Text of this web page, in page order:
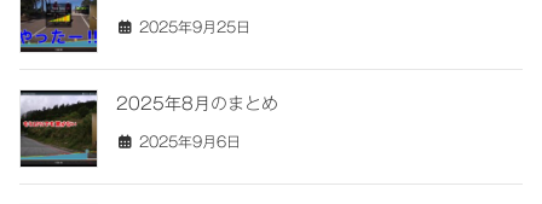
2025年9月25日
2025年8月のまとめ
2025年9月6日